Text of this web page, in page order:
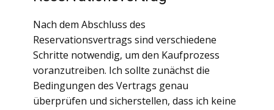
Nach dem Abschluss des
Reservationsvertrags sind verschiedene
Schritte notwendig, um den Kaufprozess
voranzutreiben. Ich sollte zunächst die
Bedingungen des Vertrags genau
überprüfen und sicherstellen, dass ich keine